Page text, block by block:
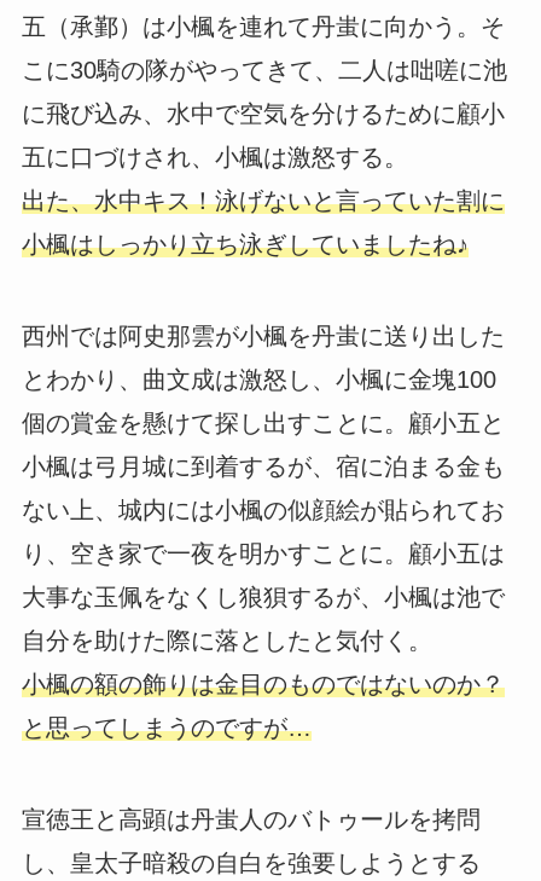
五（承鄞）は小楓を連れて丹蚩に向かう。そ
こに30騎の隊がやってきて、二人は咄嗟に池
に飛び込み、水中で空気を分けるために顧小
五に口づけされ、小楓は激怒する。
出た、水中キス！泳げないと言っていた割に
小楓はしっかり立ち泳ぎしていましたね♪
西州では阿史那雲が小楓を丹蚩に送り出した
とわかり、曲文成は激怒し、小楓に金塊100
個の賞金を懸けて探し出すことに。顧小五と
小楓は弓月城に到着するが、宿に泊まる金も
ない上、城内には小楓の似顔絵が貼られてお
り、空き家で一夜を明かすことに。顧小五は
大事な玉佩をなくし狼狽するが、小楓は池で
自分を助けた際に落としたと気付く。
小楓の額の飾りは金目のものではないのか？
と思ってしまうのですが…
宣徳王と高顕は丹蚩人のバトゥールを拷問
し、皇太子暗殺の自白を強要しようとする